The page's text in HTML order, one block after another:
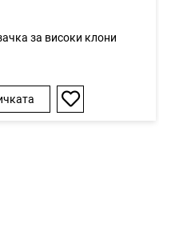
за високи клони
Добави